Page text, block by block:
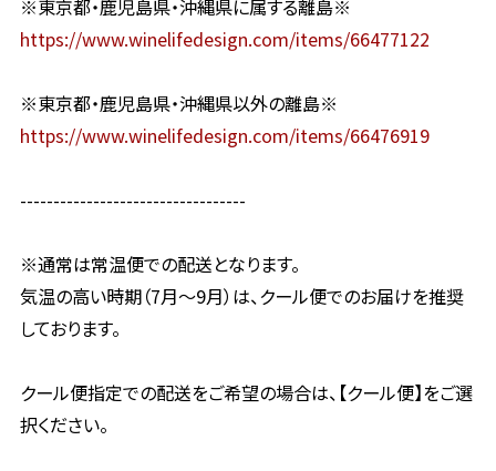
※東京都・鹿児島県・沖縄県に属する離島※
https://www.winelifedesign.com/items/66477122
※東京都・鹿児島県・沖縄県以外の離島※
https://www.winelifedesign.com/items/66476919
----------------------------------
※通常は常温便での配送となります。
気温の高い時期（7月〜9月）は、クール便でのお届けを推奨
しております。
クール便指定での配送をご希望の場合は、【クール便】をご選
択ください。